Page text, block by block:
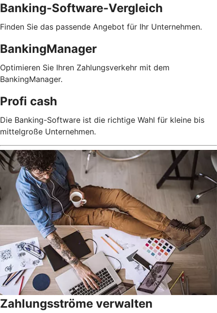
Banking-Software-Vergleich
Finden Sie das passende Angebot für Ihr Unternehmen.
BankingManager
Optimieren Sie Ihren Zahlungsverkehr mit dem
BankingManager.
Profi cash
Die Banking-Software ist die richtige Wahl für kleine bis
mittelgroße Unternehmen.
Zahlungsströme verwalten